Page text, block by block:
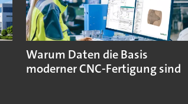
Warum Daten die Basis
moderner CNC-Fertigung sind